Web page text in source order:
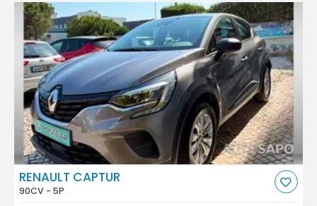
RENAULT CAPTUR
90CV - 5P